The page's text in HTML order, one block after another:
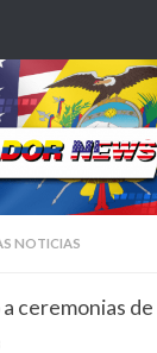
NOTICIAS
ceremonias